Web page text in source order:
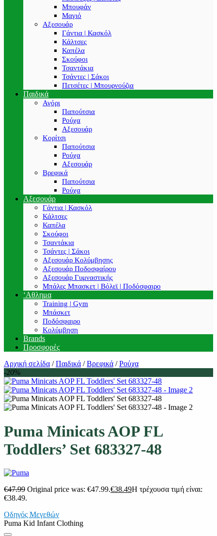
Μπουφάν
Μαγιό
Αξεσουάρ
Γάντια | Κασκόλ
Κάλτσες
Καπέλα
Σκούφοι
Τσαντάκια
Τσάντες | Σάκοι
Πετσέτες | Μπουρνούζια
Παιδικά
Αγόρι
Παπούτσια
Ρούχα
Αξεσουάρ
Κορίτσι
Παπούτσια
Ρούχα
Αξεσουάρ
Βρεφικά
Παπούτσια
Ρούχα
Αξεσουάρ
Γάντια | Κασκόλ
Κάλτσες
Καπέλα
Σκούφοι
Τσαντάκια
Τσάντες | Σάκοι
Αξεσουάρ Κολύμβησης
Αξεσουάρ Ποδοσφαίρου
Αξεσουάρ Γυμναστικής
Μπάλες Μπασκετ | Βόλεϊ | Ποδόσφαιρο
‘Αθλημα
Training | Gym
Μπάσκετ
Ποδόσφαιρο
Κολύμβηση
Brands
Προσφορές
Αρχική σελίδα / Παιδικά / Βρεφικά / Ρούχα
-20%
Puma Minicats AOP FL
Toddlers’ Set 683327-48
€47.99 Original price was: €47.99.€38.49Η τρέχουσα τιμή είναι:
€38.49.
Οδηγός Μεγεθών
Puma Kid Infant Clothing